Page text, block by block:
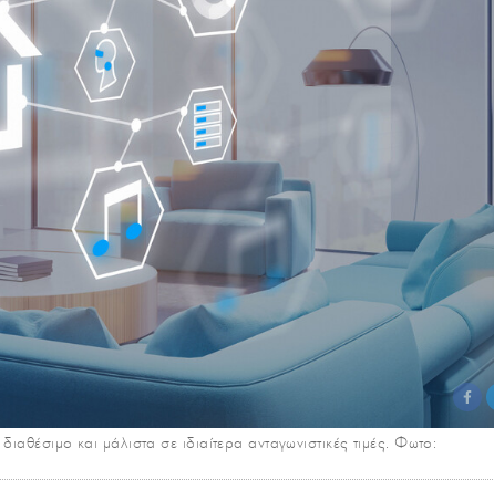
και μάλιστα σε ιδιαίτερα ανταγωνιστικές τιμές. Φωτο: